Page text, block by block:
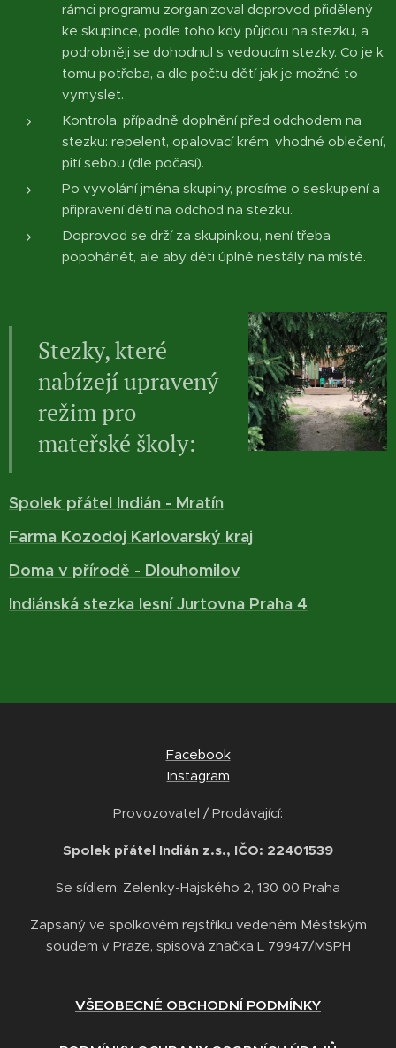
rámci programu zorganizoval doprovod přidělený
ke skupince, podle toho kdy půjdou na stezku, a
podrobněji se dohodnul s vedoucím stezky. Co je k
tomu potřeba, a dle počtu dětí jak je možné to
vymyslet.
Kontrola, případně doplnění před odchodem na
stezku: repelent, opalovací krém, vhodné oblečení,
pití sebou (dle počasí).
Po vyvolání jména skupiny, prosíme o seskupení a
připravení dětí na odchod na stezku.
Doprovod se drží za skupinkou, není třeba
popohánět, ale aby děti úplně nestály na místě.
Stezky, které
nabízejí upravený
režim pro
mateřské školy:
Spolek přátel Indián - Mratín
Farma Kozodoj Karlovarský kraj
Doma v přírodě - Dlouhomilov
Indiánská stezka lesní Jurtovna Praha 4
Facebook
Instagram
Provozovatel / Prodávající:
Spolek přátel Indián z.s., IČO: 22401539
Se sídlem: Zelenky-Hajského 2, 130 00 Praha
Zapsaný ve spolkovém rejstříku vedeném Městským
soudem v Praze, spisová značka L 79947/MSPH
VŠEOBECNÉ OBCHODNÍ PODMÍNKY